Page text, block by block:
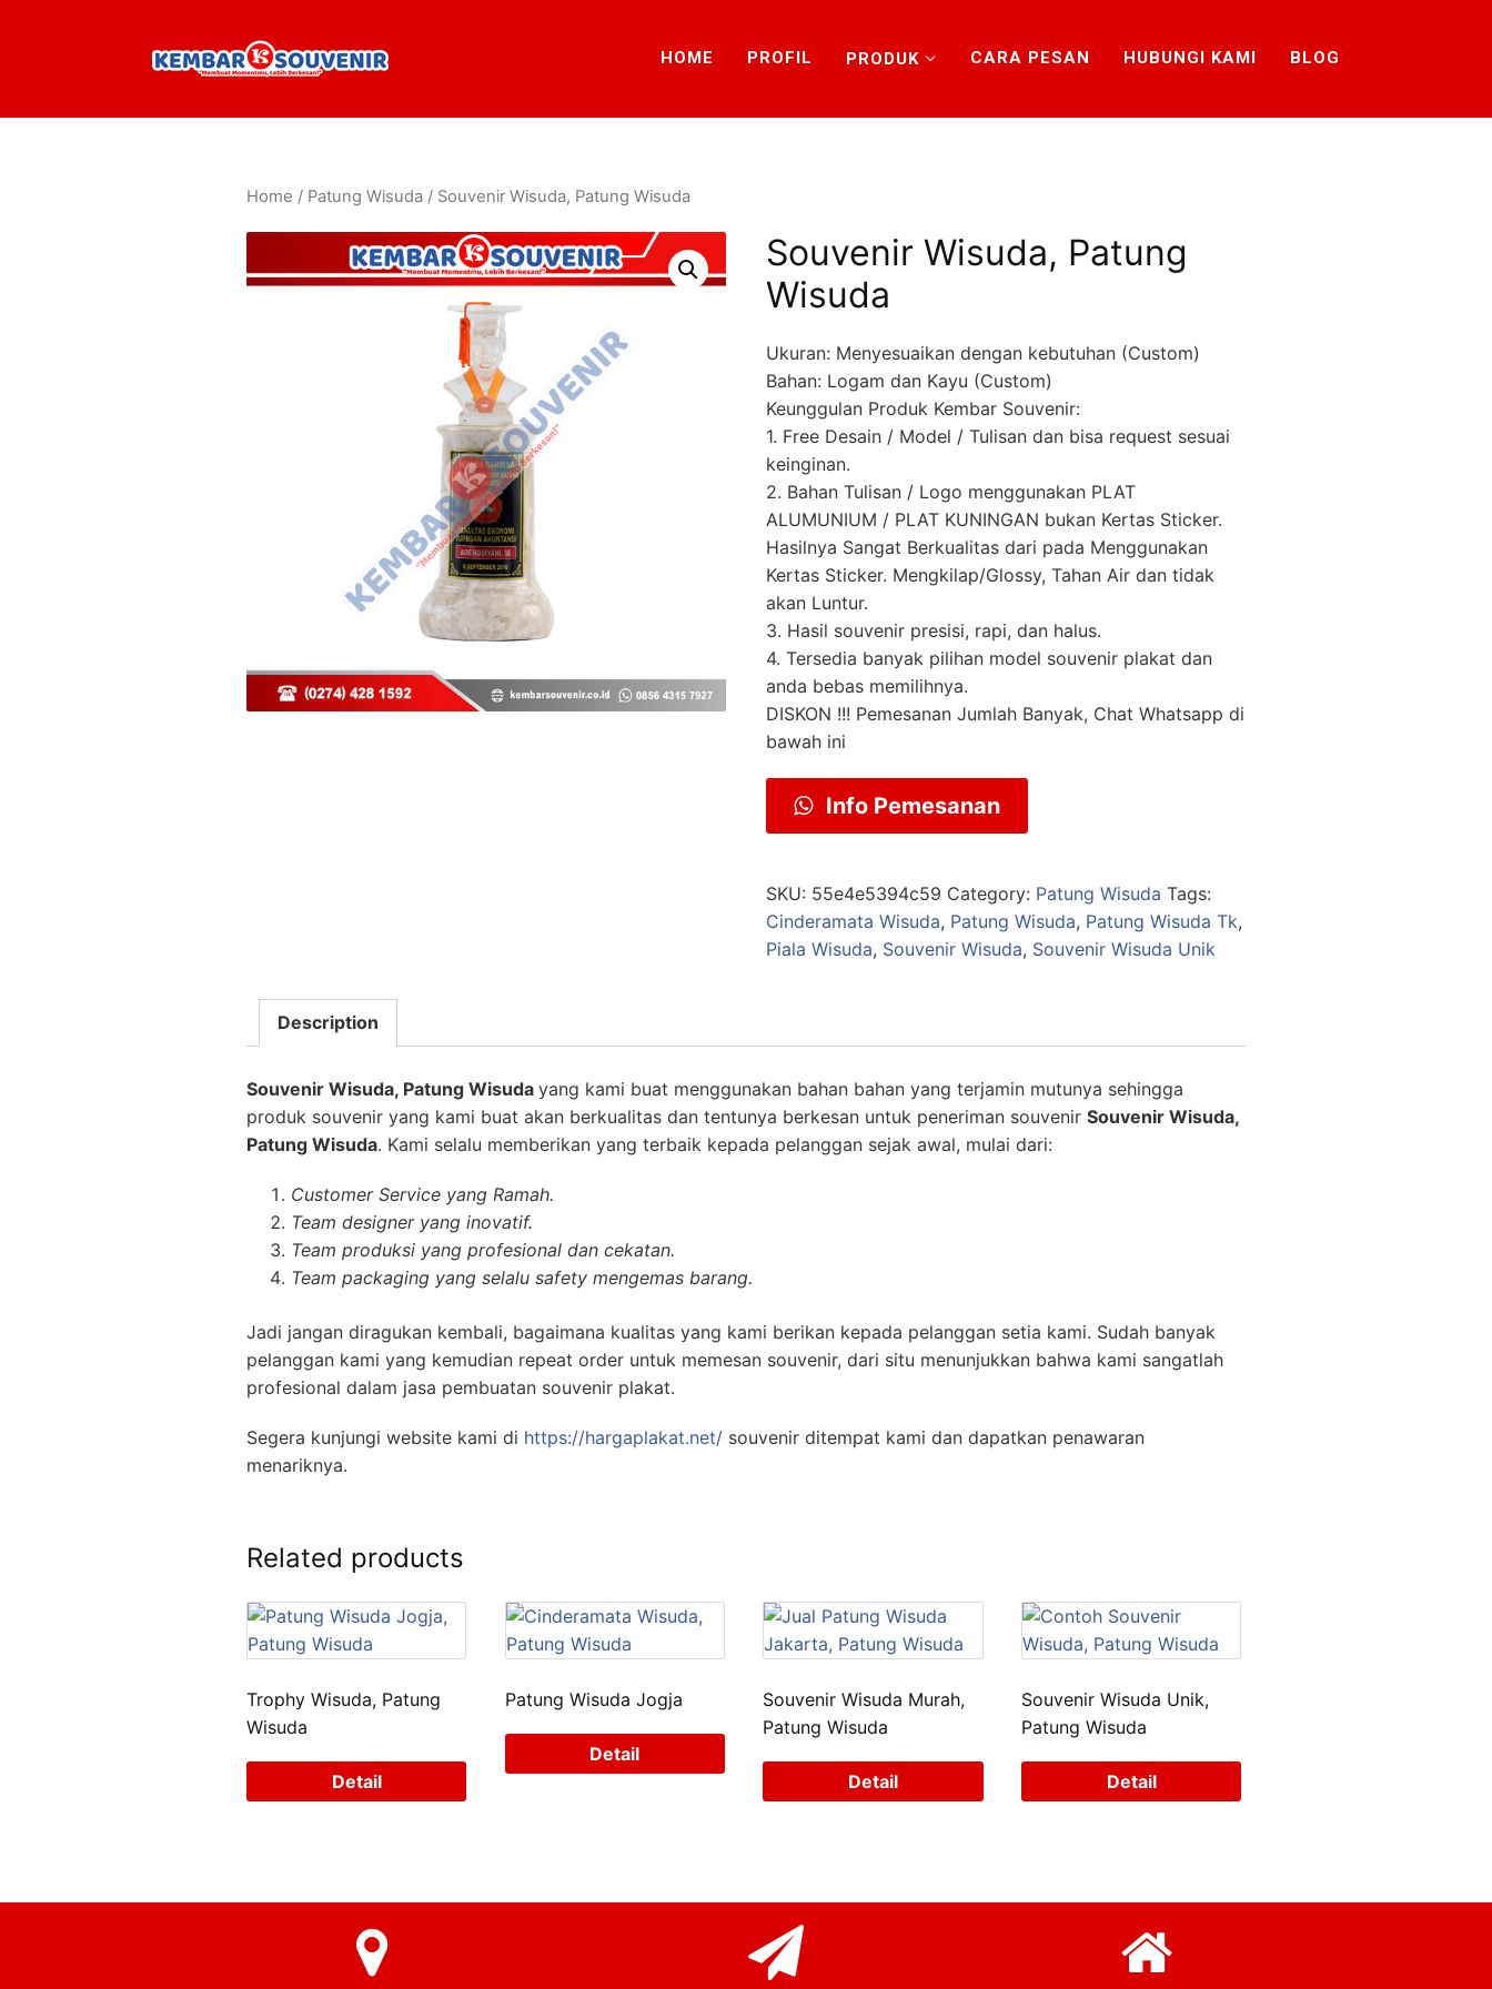
HOME PROFIL PRODUK CARA PESAN HUBUNGI KAMI BLOG
Home / Patung Wisuda / Souvenir Wisuda, Patung Wisuda
Souvenir Wisuda, Patung
Wisuda
Ukuran: Menyesuaikan dengan kebutuhan (Custom)
Bahan: Logam dan Kayu (Custom)
Keunggulan Produk Kembar Souvenir:
1. Free Desain / Model / Tulisan dan bisa request sesuai
keinginan.
2. Bahan Tulisan / Logo menggunakan PLAT
ALUMUNIUM / PLAT KUNINGAN bukan Kertas Sticker.
Hasilnya Sangat Berkualitas dari pada Menggunakan
Kertas Sticker. Mengkilap/Glossy, Tahan Air dan tidak
akan Luntur.
3. Hasil souvenir presisi, rapi, dan halus.
4. Tersedia banyak pilihan model souvenir plakat dan
anda bebas memilihnya.
DISKON !!! Pemesanan Jumlah Banyak, Chat Whatsapp di
bawah ini
Info Pemesanan
SKU: 55e4e5394c59 Category: Patung Wisuda Tags:
Cinderamata Wisuda, Patung Wisuda, Patung Wisuda Tk,
Piala Wisuda, Souvenir Wisuda, Souvenir Wisuda Unik
Description
Souvenir Wisuda, Patung Wisuda yang kami buat menggunakan bahan bahan yang terjamin mutunya sehingga
produk souvenir yang kami buat akan berkualitas dan tentunya berkesan untuk peneriman souvenir Souvenir Wisuda,
Patung Wisuda. Kami selalu memberikan yang terbaik kepada pelanggan sejak awal, mulai dari:
Customer Service yang Ramah.
Team designer yang inovatif.
Team produksi yang profesional dan cekatan.
Team packaging yang selalu safety mengemas barang.
Jadi jangan diragukan kembali, bagaimana kualitas yang kami berikan kepada pelanggan setia kami. Sudah banyak
pelanggan kami yang kemudian repeat order untuk memesan souvenir, dari situ menunjukkan bahwa kami sangatlah
profesional dalam jasa pembuatan souvenir plakat.
Segera kunjungi website kami di https://hargaplakat.net/ souvenir ditempat kami dan dapatkan penawaran
menariknya.
Related products
Trophy Wisuda, Patung
Wisuda
Detail
Patung Wisuda Jogja
Detail
Souvenir Wisuda Murah,
Patung Wisuda
Detail
Souvenir Wisuda Unik,
Patung Wisuda
Detail